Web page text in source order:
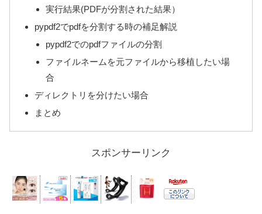
実行結果(PDFが分割された結果）
pypdf2でpdfを分割する時の補足解説
pypdf2でのpdfファイルの分割
ファイルネームを元ファイルから移植したい場
合
ディレクトリを分けたい場合
まとめ
スポンサーリンク